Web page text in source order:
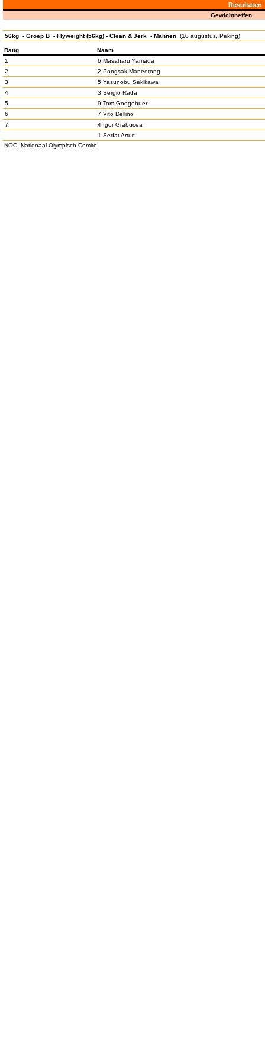
Resultaten
Gewichtheffen
56kg - Groep B - Flyweight (56kg) - Clean & Jerk - Mannen (10 augustus, Peking)
Rang
Naam
1
6 Masaharu Yamada
2
2 Pongsak Maneetong
3
5 Yasunobu Sekikawa
4
3 Sergio Rada
5
9 Tom Goegebuer
6
7 Vito Dellino
7
4 Igor Grabucea
1 Sedat Artuc
NOC: Nationaal Olympisch Comité